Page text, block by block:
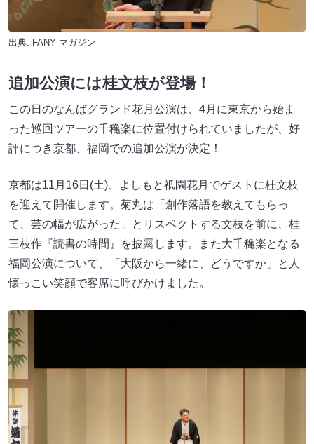
出典: FANY マガジン
追加公演には桂文枝が登場！
この日のなんばグランド花月公演は、4月に東京から始ま
った巡回ツアーの千穐楽に位置付けられていましたが、好
評につき京都、福岡での追加公演が決定！
京都は11月16日(土)、よしもと祇園花月でゲストに桂文枝
を迎えて開催します。菊丸は「創作落語を教えてもらっ
て、芸の幅が広がった」とリスペクトする文枝を前に、桂
三枝作『読書の時間』を披露します。また大千穐楽となる
福岡公演について、「大阪から一緒に、どうですか」と人
懐っこい笑顔で客席に呼びかけました。